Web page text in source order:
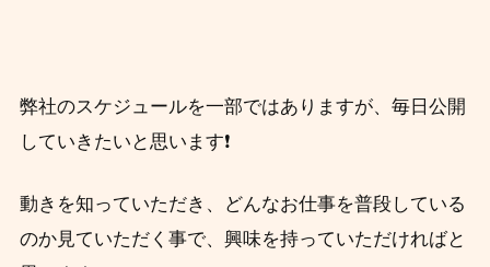
弊社のスケジュールを一部ではありますが、毎日公開
していきたいと思います❗
動きを知っていただき、どんなお仕事を普段している
のか見ていただく事で、興味を持っていただければと